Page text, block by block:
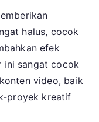
halus, cocok
efek
ini sangat cocok
video, baik
proyek kreatif